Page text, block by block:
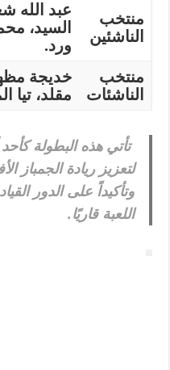
منتخب
الناشئين
عبد الله
السيد،
ورد.
منتخب
الناشئات
خديجة
مقلد، تيا
تأتي هذه البطولة
لتعزيز ريادة الجمباز
وتأكيداً على الدور
اللعبة قاريًا.